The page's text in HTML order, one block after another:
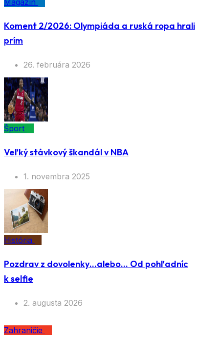
Magazín
Koment 2/2026: Olympiáda a ruská ropa hrali
prím
26. februára 2026
Šport
Veľký stávkový škandál v NBA
1. novembra 2025
História
Pozdrav z dovolenky…alebo… Od pohľadníc
k selfie
2. augusta 2026
Zahraničie